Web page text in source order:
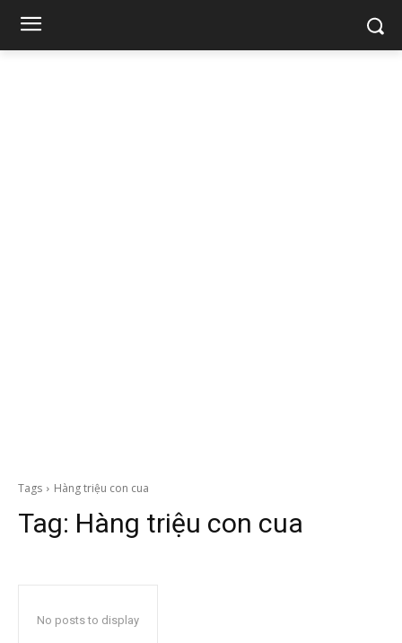
Tags Hàng triệu con cua
Tag: Hàng triệu con cua
No posts to display